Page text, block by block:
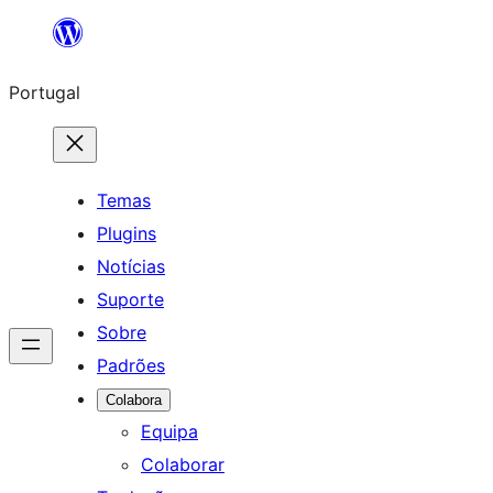
Saltar
o
conteúdo
Portugal
Temas
Plugins
Notícias
Suporte
Sobre
Padrões
Colabora
Equipa
Colaborar